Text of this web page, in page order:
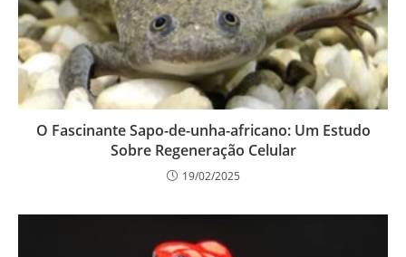
O Fascinante Sapo-de-unha-africano: Um Estudo
Sobre Regeneração Celular
19/02/2025